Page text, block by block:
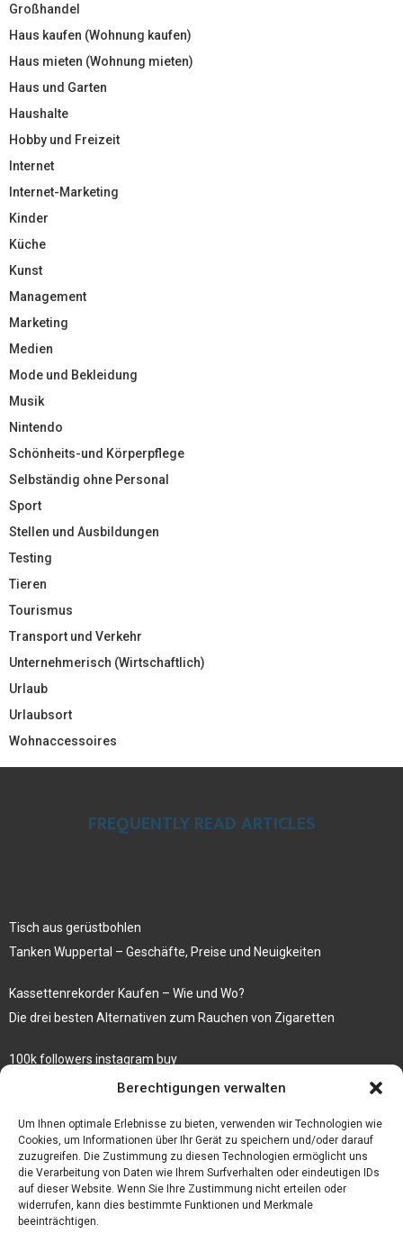
Berechtigungen verwalten
Um Ihnen optimale Erlebnisse zu bieten, verwenden wir Technologien wie
Cookies, um Informationen über Ihr Gerät zu speichern und/oder darauf
zuzugreifen. Die Zustimmung zu diesen Technologien ermöglicht uns
die Verarbeitung von Daten wie Ihrem Surfverhalten oder eindeutigen IDs
auf dieser Website. Wenn Sie Ihre Zustimmung nicht erteilen oder
widerrufen, kann dies bestimmte Funktionen und Merkmale
beeinträchtigen.
Großhandel
Haus kaufen (Wohnung kaufen)
Haus mieten (Wohnung mieten)
Haus und Garten
Haushalte
Hobby und Freizeit
Internet
Internet-Marketing
Kinder
Küche
Kunst
Management
Marketing
Medien
Mode und Bekleidung
Musik
Nintendo
Schönheits-und Körperpflege
Selbständig ohne Personal
Sport
Stellen und Ausbildungen
Testing
Tieren
Tourismus
Transport und Verkehr
Unternehmerisch (Wirtschaftlich)
Urlaub
Urlaubsort
Wohnaccessoires
FREQUENTLY READ ARTICLES
Tisch aus gerüstbohlen
Tanken Wuppertal – Geschäfte, Preise und Neuigkeiten
Kassettenrekorder Kaufen – Wie und Wo?
Die drei besten Alternativen zum Rauchen von Zigaretten
100k followers instagram buy
Rezepte für gekochte Süßkartoffeln
Gönnen Sie sich bedruckte Fliesen mit einem eigenen Bild